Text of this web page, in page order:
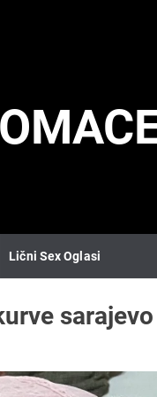
Lični Sex Oglasi
sarajevo